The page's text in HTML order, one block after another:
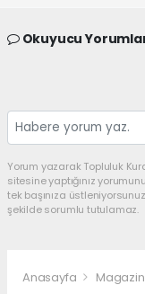
Okuyucu
Yorum yazarak Topluluk
sitesine yaptığınız
tek başınıza
şekilde sorumlu tutulamaz.
Anasayfa Magazin